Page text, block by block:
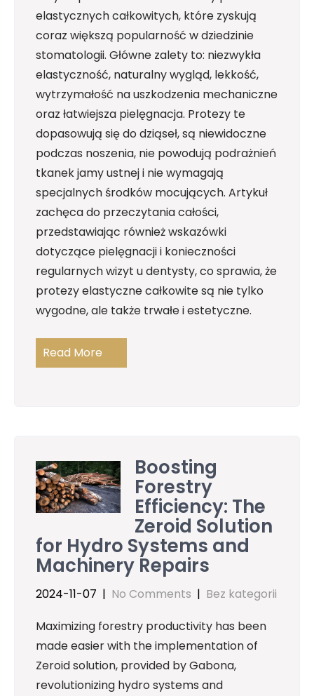
elastycznych całkowitych, które zyskują
coraz większą popularność w dziedzinie
stomatologii. Główne zalety to: niezwykła
elastyczność, naturalny wygląd, lekkość,
wytrzymałość na uszkodzenia mechaniczne
oraz łatwiejsza pielęgnacja. Protezy te
dopasowują się do dziąseł, są niewidoczne
podczas noszenia, nie powodują podrażnień
tkanek jamy ustnej i nie wymagają
specjalnych środków mocujących. Artykuł
zachęca do przeczytania całości,
przedstawiając również wskazówki
dotyczące pielęgnacji i konieczności
regularnych wizyt u dentysty, co sprawia, że
protezy elastyczne całkowite są nie tylko
wygodne, ale także trwałe i estetyczne.
Read More
Boosting
Forestry
Efficiency: The
Zeroid Solution
for Hydro Systems and
Machinery Repairs
2024-11-07 | No Comments | Bez kategorii
Maximizing forestry productivity has been
made easier with the implementation of
Zeroid solution, provided by Gabona,
revolutionizing hydro systems and